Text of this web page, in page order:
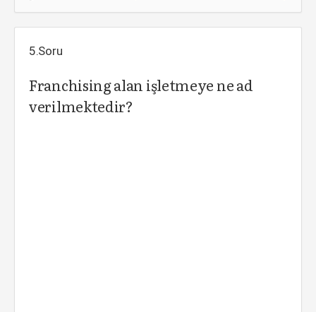
5.Soru
Franchising alan işletmeye ne ad
verilmektedir?